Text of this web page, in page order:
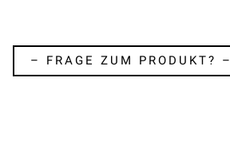
– FRAGE ZUM PRODUKT? –